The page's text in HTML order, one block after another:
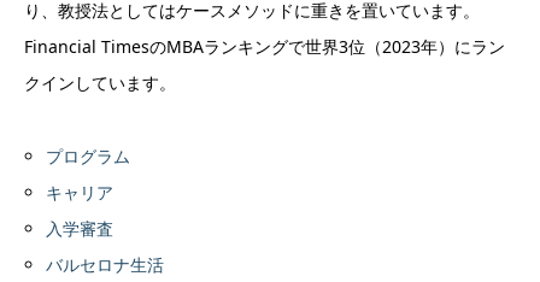
り、教授法としてはケースメソッドに重きを置いています。
Financial TimesのMBAランキングで世界3位（2023年）にラン
クインしています。
プログラム
キャリア
入学審査
バルセロナ生活